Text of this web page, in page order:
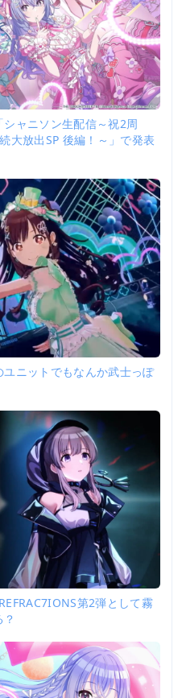
シャニソン生配信～祝2周
大放出SP 後編！～」で発表
ユニットでもなんか武士っぽ
第2弾として霧